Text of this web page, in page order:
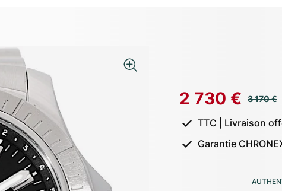
2 730 € 3 170 €
TTC | Livraison
Garantie